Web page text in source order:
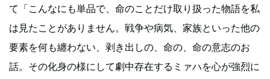
て「こんなにも単品で、命のことだけ取り扱った物語を私
は見たことがありません。戦争や病気、家族といった他の
要素を何も纏わない、剥き出しの、命の、命の意志のお
話。その化身の様にして劇中存在するミァハを心が強烈に